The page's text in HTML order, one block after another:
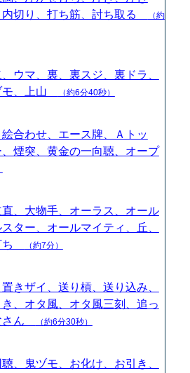
内切り、打ち筋、討ち取る
（約
ウマ、裏、裏スジ、裏ドラ、
モ、上山
（約6分40秒）
合わせ、エース牌、Ａトッ
煙突、黄金の一向聴、オープ
、大物手、オーラス、オール
ター、オールマイティ、丘、
ち
（約7分）
きザイ、送り槓、送り込み、
、オタ風、オタ風三刻、追っ
さん
（約6分30秒）
、鬼ヅモ、お化け、お引き、